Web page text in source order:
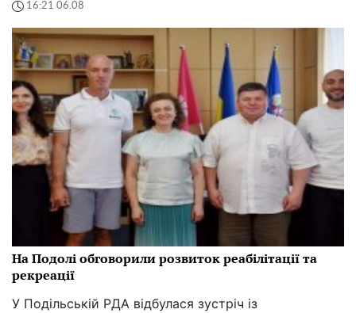
16:21 06.08
На Подолі обговорили розвиток реабілітації та
рекреації
У Подільській РДА відбулася зустріч із